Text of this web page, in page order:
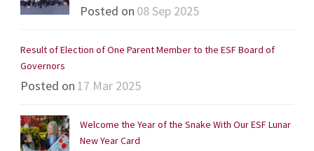
Posted on 08 Sep 2025
Result of Election of One Parent Member to the ESF Board of
Governors
Posted on 17 Mar 2025
Welcome the Year of the Snake With Our ESF Lunar
New Year Card